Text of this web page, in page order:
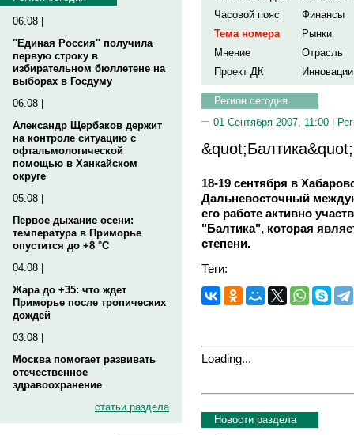
06.08 |
"Единая Россия" получила
первую строку в
избирательном бюллетене на
выборах в Госдуму
06.08 |
Александр Щербаков держит
на контроле ситуацию с
офтальмологической
помощью в Ханкайском
округе
05.08 |
Первое дыхание осени:
температура в Приморье
опустится до +8 °C
04.08 |
Жара до +35: что ждет
Приморье после тропических
дождей
03.08 |
Москва помогает развивать
отечественное
здравоохранение
статьи раздела
Часовой пояс
Финансы
Тема номера
Рынки
Мнение
Отрасль
Проект ДК
Инновации
Регион сегодня
01 Сентября 2007, 11:00 |
18-19 сентября в
Дальневосточный
его работе активно
"Балтика", которая
степени.
Теги:
Loading...
Новости раздела